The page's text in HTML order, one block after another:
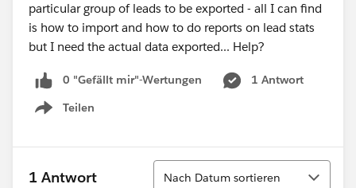
particular group of leads to be exported - all I can find
is how to import and how to do reports on lead stats
but I need the actual data exported... Help?
0 "Gefällt mir"-Wertungen
1 Antwort
Teilen
Show menu
1 Antwort
Sortieren
Nach Datum sortieren